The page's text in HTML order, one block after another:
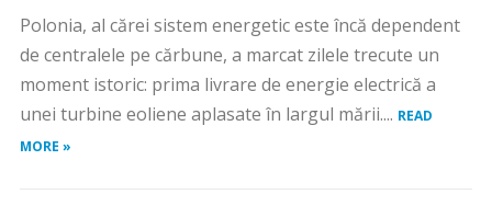
Polonia, al cărei sistem energetic este încă dependent
de centralele pe cărbune, a marcat zilele trecute un
moment istoric: prima livrare de energie electrică a
unei turbine eoliene aplasate în largul mării.... READ
MORE »